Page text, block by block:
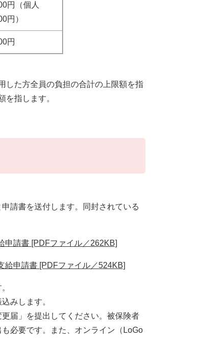
円（個人
円）
円
した方全員の負担の合計の上限額を指
を指します。
請書を送付します。同封されている
申請書 [PDFファイル／262KB]
給申請書 [PDFファイル／524KB]
みします。
届」を提出してください。被保険者
必要です。また、オンライン（LoGo